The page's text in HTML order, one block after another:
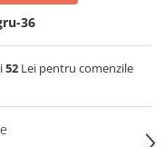
36
52Lei pentru comenzile